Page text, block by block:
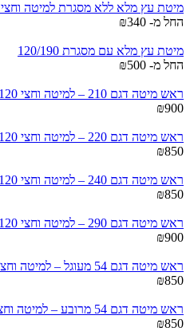
מיטת עץ מלא ללא מסגרת למיטה וחצי 120/190
החל מ-
₪340
מיטת עץ מלא עם מסגרת 120/190
החל מ-
₪500
ראש מיטה דגם 210 – למיטה וחצי 120
₪900
ראש מיטה דגם 220 – למיטה וחצי 120
₪850
ראש מיטה דגם 240 – למיטה וחצי 120
₪850
ראש מיטה דגם 290 – למיטה וחצי 120
₪900
ראש מיטה דגם 54 מעוגל – למיטה וחצי 120
₪850
ראש מיטה דגם 54 מרובע – למיטה וחצי 120
₪850